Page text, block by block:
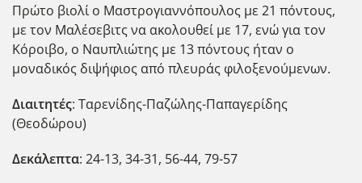
Πρώτο βιολί ο Μαστρογιαννόπουλος με 21 πόντους,
με τον Μαλέσεβιτς να ακολουθεί με 17, ενώ για τον
Κόροιβο, ο Ναυπλιώτης με 13 πόντους ήταν ο
μοναδικός διψήφιος από πλευράς φιλοξενούμενων.
Διαιτητές: Ταρενίδης-Παζώλης-Παπαγερίδης
(Θεοδώρου)
Δεκάλεπτα: 24-13, 34-31, 56-44, 79-57